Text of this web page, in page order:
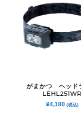
がまかつ ヘッド
LEHL251WR
¥4,180 (税込)